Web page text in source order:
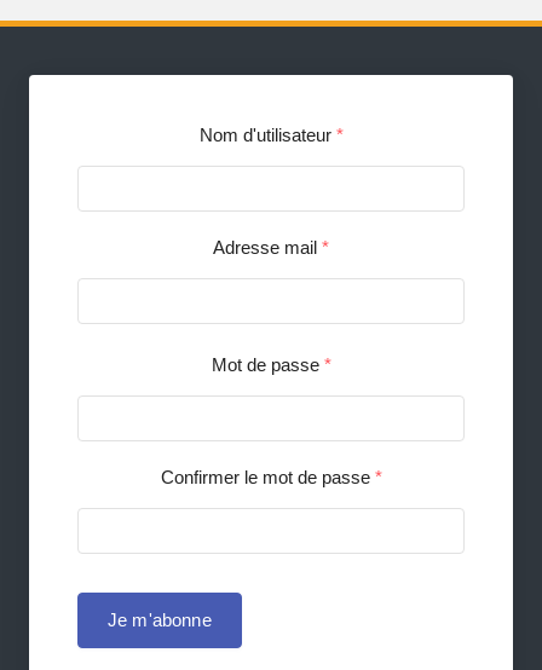
Nom d'utilisateur *
Adresse mail *
Mot de passe *
Confirmer le mot de passe *
Je m'abonne